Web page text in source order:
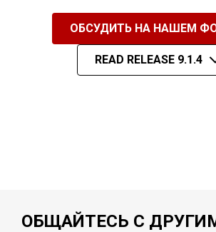
ОБСУДИТЬ НА НАШЕМ
READ RELEASE 9.1.4
ОБЩАЙТЕСЬ С